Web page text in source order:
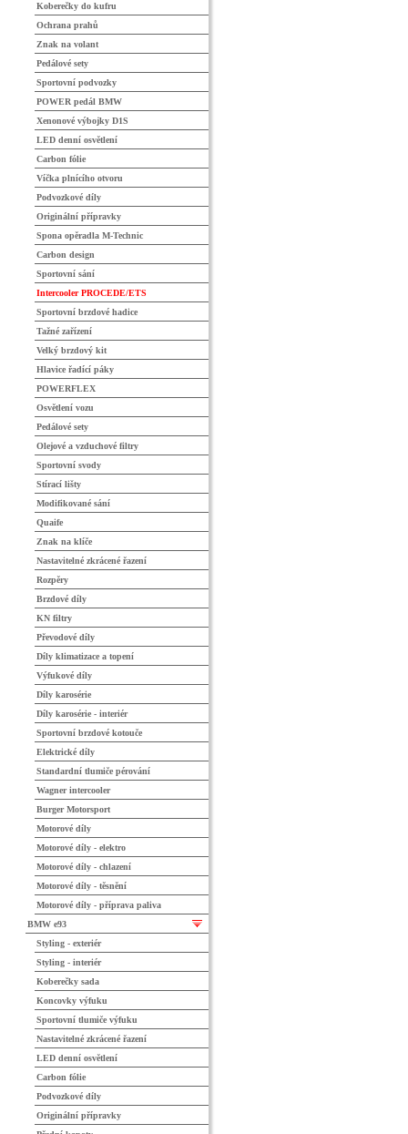
Koberečky do kufru
Ochrana prahů
Znak na volant
Pedálové sety
Sportovní podvozky
POWER pedál BMW
Xenonové výbojky D1S
LED denní osvětlení
Carbon fólie
Víčka plnícího otvoru
Podvozkové díly
Originální přípravky
Spona opěradla M-Technic
Carbon design
Sportovní sání
Intercooler PROCEDE/ETS
Sportovní brzdové hadice
Tažné zařízení
Velký brzdový kit
Hlavice řadící páky
POWERFLEX
Osvětlení vozu
Pedálové sety
Olejové a vzduchové filtry
Sportovní svody
Stírací lišty
Modifikované sání
Quaife
Znak na klíče
Nastavitelné zkrácené řazení
Rozpěry
Brzdové díly
KN filtry
Převodové díly
Díly klimatizace a topení
Výfukové díly
Díly karosérie
Díly karosérie - interiér
Sportovní brzdové kotouče
Elektrické díly
Standardní tlumiče pérování
Wagner intercooler
Burger Motorsport
Motorové díly
Motorové díly - elektro
Motorové díly - chlazení
Motorové díly - těsnění
Motorové díly - příprava paliva
BMW e93
Styling - exteriér
Styling - interiér
Koberečky sada
Koncovky výfuku
Sportovní tlumiče výfuku
Nastavitelné zkrácené řazení
LED denní osvětlení
Carbon fólie
Podvozkové díly
Originální přípravky